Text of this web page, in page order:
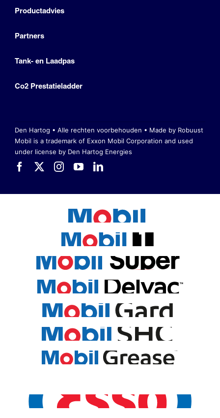
Productadvies
Partners
Tank- en Laadpas
Co2 Prestatieladder
Den Hartog • Alle rechten voorbehouden • Made by Robuust
Mobil is a trademark of Exxon Mobil Corporation and used
under license by Den Hartog Energies